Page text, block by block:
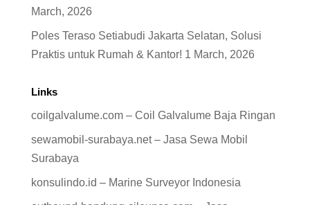
March, 2026
Poles Teraso Setiabudi Jakarta Selatan, Solusi
Praktis untuk Rumah & Kantor! 1 March, 2026
Links
coilgalvalume.com – Coil Galvalume Baja Ringan
sewamobil-surabaya.net – Jasa Sewa Mobil
Surabaya
konsulindo.id – Marine Surveyor Indonesia